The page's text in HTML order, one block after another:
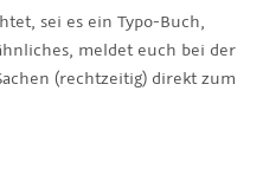
sei es ein Typo-Buch,
meldet euch bei der
(rechtzeitig) direkt zum